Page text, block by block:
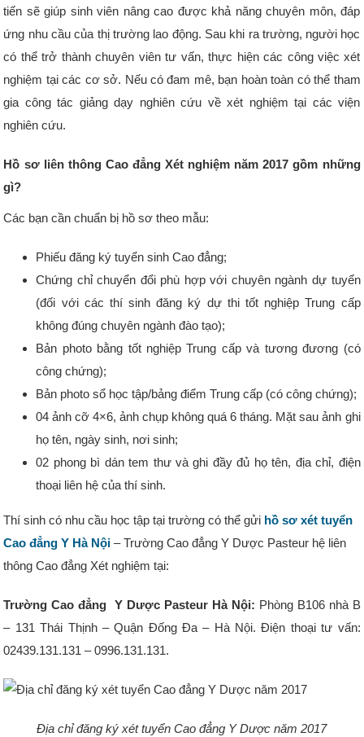
tiến sẽ giúp sinh viên nâng cao được khả năng chuyên môn, đáp
ứng nhu cầu của thị trường lao động. Sau khi ra trường, người học
có thể trở thành chuyên viên tư vấn, thực hiện các công việc xét
nghiệm tại các cơ sở. Nếu có đam mê, bạn hoàn toàn có thể tham
gia công tác giảng dạy nghiên cứu về xét nghiệm tại các viện
nghiên cứu.
Hồ sơ liên thông Cao đẳng Xét nghiệm năm 2017 gồm những
gì?
Các bạn cần chuẩn bị hồ sơ theo mẫu:
Phiếu đăng ký tuyển sinh Cao đẳng;
Chứng chỉ chuyển đổi phù hợp với chuyên ngành dự tuyển
(đối với các thí sinh đăng ký dự thi tốt nghiệp Trung cấp
không đúng chuyên ngành đào tạo);
Bản photo bằng tốt nghiệp Trung cấp và tương đương (có
công chứng);
Bản photo sổ học tập/bảng điểm Trung cấp (có công chứng);
04 ảnh cỡ 4×6, ảnh chụp không quá 6 tháng. Mặt sau ảnh ghi
họ tên, ngày sinh, nơi sinh;
02 phong bì dán tem thư và ghi đầy đủ họ tên, địa chỉ, điện
thoại liên hệ của thí sinh.
Thí sinh có nhu cầu học tập tại trường có thể gửi hồ sơ xét tuyển
Cao đẳng Y Hà Nội – Trường Cao đẳng Y Dược Pasteur hệ liên
thông Cao đẳng Xét nghiệm tại:
Trường Cao đẳng Y Dược Pasteur Hà Nội: Phòng B106 nhà B
– 131 Thái Thịnh – Quận Đống Đa – Hà Nội. Điện thoại tư vấn:
02439.131.131 – 0996.131.131.
Địa chỉ đăng ký xét tuyển Cao đẳng Y Dược năm 2017